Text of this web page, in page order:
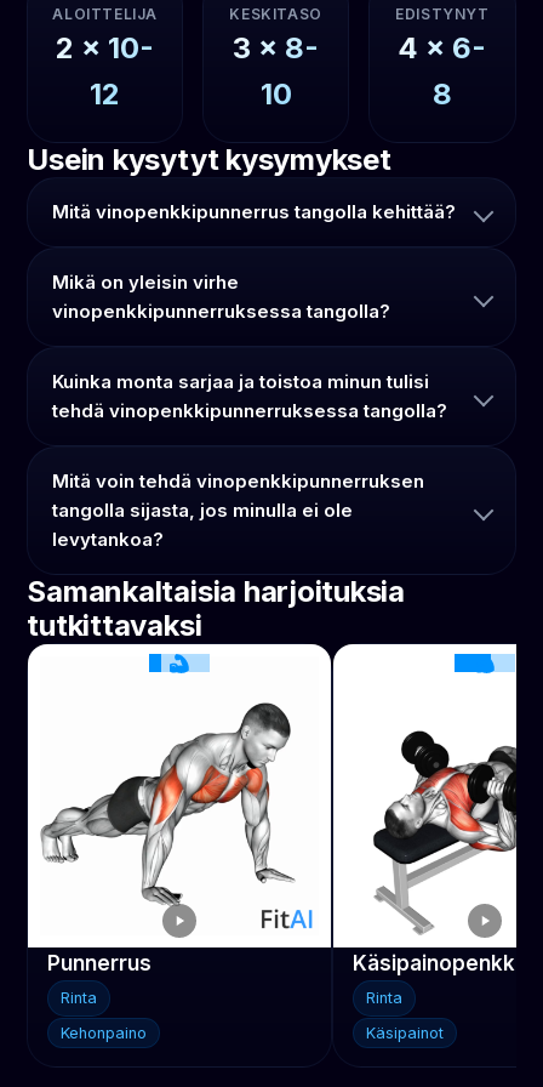
ALOITTELIJA
2 x 10-
12
KESKITASO
3 x 8-
10
EDISTYNYT
4 x 6-
8
Usein kysytyt kysymykset
Mitä vinopenkkipunnerrus tangolla kehittää?
Mikä on yleisin virhe
vinopenkkipunnerruksessa tangolla?
Kuinka monta sarjaa ja toistoa minun tulisi
tehdä vinopenkkipunnerruksessa tangolla?
Mitä voin tehdä vinopenkkipunnerruksen
tangolla sijasta, jos minulla ei ole
levytankoa?
Samankaltaisia harjoituksia
tutkittavaksi
Punnerrus
Rinta
Kehonpaino
Rinta
Käsipainot